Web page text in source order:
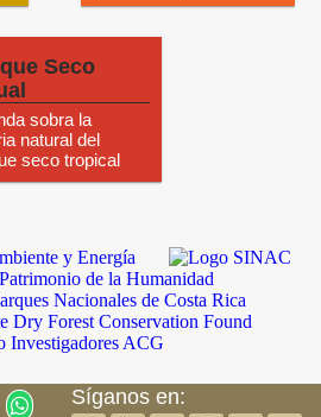
Seco
sobra la
natural del
seco tropical
Síganos en: